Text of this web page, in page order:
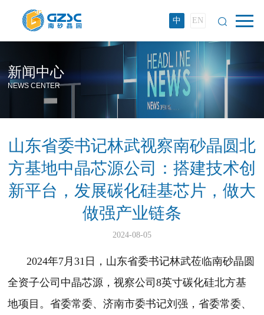
中 EN
新闻中心
NEWS CENTER
山东省委书记林武视察南砂晶圆北
方基地中晶芯源公司：搭建技术创
新平台，发展碳化硅基芯片，做大
做强产业链条
2024-08-05
2024年7月31日，山东省委书记林武莅临南砂晶圆
全资子公司中晶芯源，视察公司8英寸碳化硅北方基
地项目。省委常委、济南市委书记刘强，省委常委、